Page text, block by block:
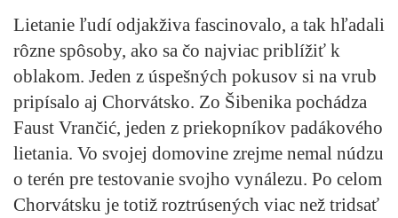
Lietanie ľudí odjakživa fascinovalo, a tak hľadali
rôzne spôsoby, ako sa čo najviac priblížiť k
oblakom. Jeden z úspešných pokusov si na vrub
pripísalo aj Chorvátsko. Zo Šibenika pochádza
Faust Vrančić, jeden z priekopníkov padákového
lietania. Vo svojej domovine zrejme nemal núdzu
o terén pre testovanie svojho vynálezu. Po celom
Chorvátsku je totiž roztrúsených viac než tridsať